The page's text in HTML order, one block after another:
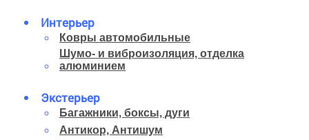
Интерьер
Ковры автомобильные
Шумо- и виброизоляция, отделка
алюминием
Экстерьер
Багажники, боксы, дуги
Антикор, Антишум